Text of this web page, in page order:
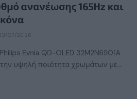
ανανέωσης 165Hz και
07/2026
Evnia QD-OLED 32M2N6901A
υψηλή ποιότητα χρωμάτων με…